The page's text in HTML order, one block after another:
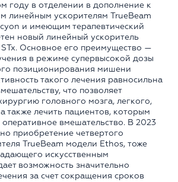
году в отделении в дополнение к
линейным ускорителям TrueBeam
и имеющим терапевтический
новый линейный ускоритель
STx. Основное его преимущество —
в режиме супервысокой дозы
позиционирования мишени
такого лечения равносильна
что позволяет
головного мозга, легкого,
также лечить пациентов, которым
оперативное вмешательство. В 2023
приобретение четвертого
TrueBeam модели Ethos, тоже
искусственным
возможность значительно
за счет сокращения сроков